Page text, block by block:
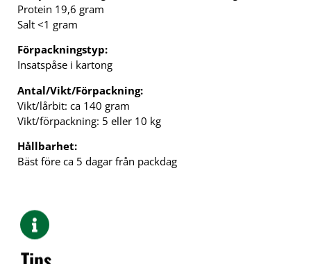
Protein 19,6 gram
Salt <1 gram
Förpackningstyp:
Insatspåse i kartong
Antal/Vikt/Förpackning:
Vikt/lårbit: ca 140 gram
Vikt/förpackning: 5 eller 10 kg
Hållbarhet:
Bäst före ca 5 dagar från packdag